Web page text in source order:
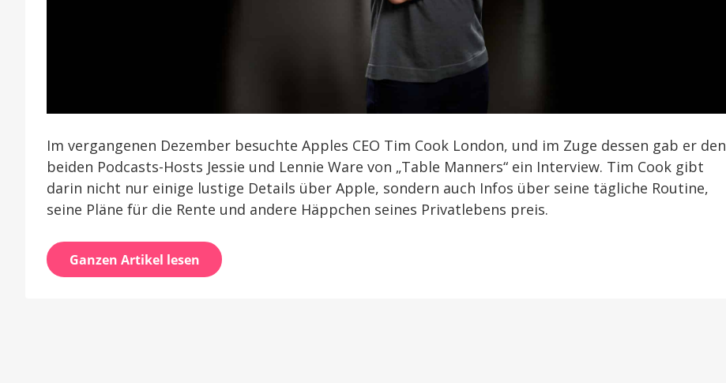
Im vergangenen Dezember besuchte Apples CEO Tim Cook London, und im Zuge dessen gab er den
beiden Podcasts-Hosts Jessie und Lennie Ware von „Table Manners“ ein Interview. Tim Cook gibt
darin nicht nur einige lustige Details über Apple, sondern auch Infos über seine tägliche Routine,
seine Pläne für die Rente und andere Häppchen seines Privatlebens preis.
Ganzen Artikel lesen